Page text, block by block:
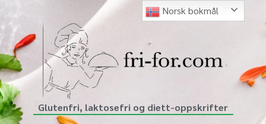
Glutenfri, laktosefri og diett-oppskrifter
Norsk bokmål